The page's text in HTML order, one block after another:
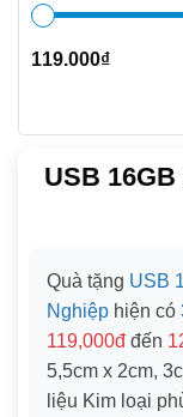
119.000₫
USB
Quà tặng USB
Nghiệp hiện có
119,000đ đến
5,5cm x 2cm,
liệu Kim loại